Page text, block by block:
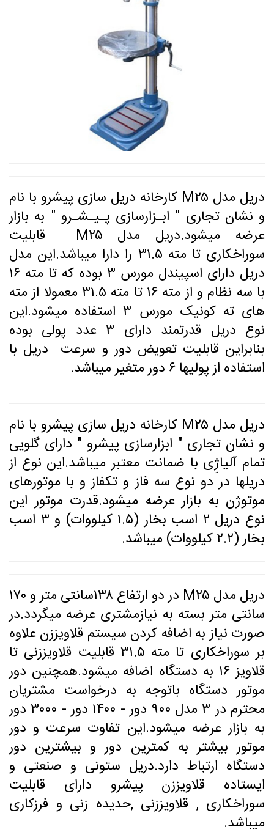
دریل مدل M۲۵ کارخانه دریل سازی پیشرو با نام
و نشان تجاری " ابـزارسازی پـیـشـرو " به بازار
عرضه میشود.دریل مدل M۲۵ قابلیت
سوراخکاری تا مته ۳۱.۵ را دارا میباشد.این مدل
دریل دارای اسپیندل مورس ۳ بوده که تا مته ۱۶
با سه نظام و از مته ۱۶ تا مته ۳۱.۵ معمولا از مته
های ته کونیک مورس ۳ استفاده میشود.این
نوع دریل قدرتمند دارای ۳ عدد پولی بوده
بنابراین قابلیت تعویض دور و سرعت دریل با
استفاده از پولیها ۶ دور متغیر میباشد.
دریل مدل M۲۵ کارخانه دریل سازی پیشرو با نام
و نشان تجاری " ابزارسازی پیشرو " دارای گلویی
تمام آلیاژِی با ضمانت معتبر میباشد.این نوع از
دریلها در دو نوع سه فاز و تکفاز و با موتورهای
موتوژن به بازار عرضه میشود.قدرت موتور این
نوع دریل ۲ اسب بخار (۱.۵ کیلووات) و ۳ اسب
بخار (۲.۲ کیلووات) میباشد.
دریل مدل M۲۵ در دو ارتفاع ۱۳۸سانتی متر و ۱۷۰
سانتی متر بسته به نیازمشتری عرضه میگردد.در
صورت نیاز به اضافه کردن سیستم قلاویززن علاوه
بر سوراخکاری تا مته ۳۱.۵ قابلیت قلاویززنی تا
قلاویز ۱۶ به دستگاه اضافه میشود.همچنین دور
موتور دستگاه باتوجه به درخواست مشتریان
محترم در ۳ مدل ۹۰۰ دور - ۱۴۰۰ دور - ۳۰۰۰ دور
به بازار عرضه میشود.این تفاوت سرعت و دور
موتور بیشتر به کمترین دور و بیشترین دور
دستگاه ارتباط دارد.دریل ستونی و صنعتی و
ایستاده قلاویززن پیشرو دارای قابلیت
سوراخکاری , قلاویززنی ,حدیده زنی و فرزکاری
میباشد.